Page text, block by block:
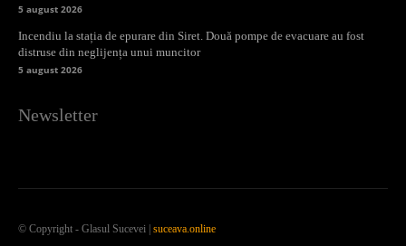
5 august 2026
Incendiu la stația de epurare din Siret. Două pompe de evacuare au fost
distruse din neglijența unui muncitor
5 august 2026
Newsletter
© Copyright - Glasul Sucevei | suceava.online